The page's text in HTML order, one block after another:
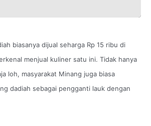
biasanya dijual seharga Rp 15 ribu di
menjual kuliner satu ini. Tidak hanya
loh, masyarakat Minang juga biasa
dadiah sebagai pengganti lauk dengan